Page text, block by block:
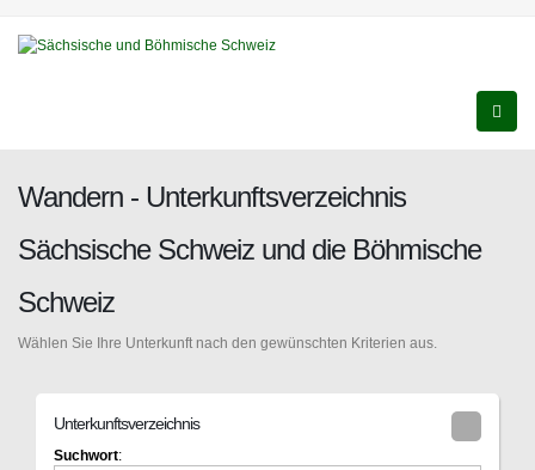
Wandern - Unterkunftsverzeichnis
Sächsische Schweiz und die Böhmische
Schweiz
Wählen Sie Ihre Unterkunft nach den gewünschten Kriterien aus.
Unterkunftsverzeichnis
Suchwort: